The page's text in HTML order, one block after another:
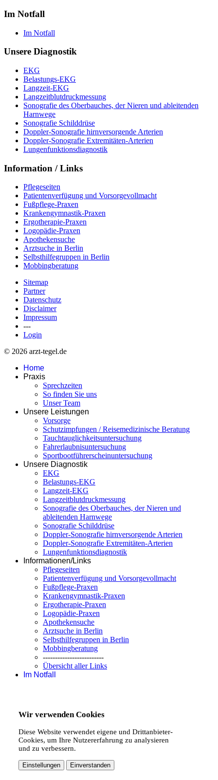
Im Notfall
Im Notfall
Unsere Diagnostik
EKG
Belastungs-EKG
Langzeit-EKG
Langzeitblutdruckmessung
Sonografie des Oberbauches, der Nieren und ableitenden
Harnwege
Sonografie Schilddrüse
Doppler-Sonografie hirnversorgende Arterien
Doppler-Sonografie Extremitäten-Arterien
Lungenfunktionsdiagnostik
Information / Links
Pflegeseiten
Patientenverfügung und Vorsorgevollmacht
Fußpflege-Praxen
Krankengymnastik-Praxen
Ergotherapie-Praxen
Logopädie-Praxen
Apothekensuche
Arztsuche in Berlin
Selbsthilfegruppen in Berlin
Mobbingberatung
Sitemap
Partner
Datenschutz
Disclaimer
Impressum
---
Login
© 2026 arzt-tegel.de
Home
Praxis
Sprechzeiten
So finden Sie uns
Unser Team
Unsere Leistungen
Vorsorge
Schutzimpfungen / Reisemedizinische Beratung
Tauchtauglichkeitsuntersuchung
Fahrerlaubnisuntersuchung
Sportbootführerscheinuntersuchung
Unsere Diagnostik
EKG
Belastungs-EKG
Langzeit-EKG
Langzeitblutdruckmessung
Sonografie des Oberbauches, der Nieren und
ableitenden Harnwege
Sonografie Schilddrüse
Doppler-Sonografie hirnversorgende Arterien
Doppler-Sonografie Extremitäten-Arterien
Lungenfunktionsdiagnostik
Informationen/Links
Pflegeseiten
Patientenverfügung und Vorsorgevollmacht
Fußpflege-Praxen
Krankengymnastik-Praxen
Ergotherapie-Praxen
Logopädie-Praxen
Apothekensuche
Arztsuche in Berlin
Selbsthilfegruppen in Berlin
Mobbingberatung
-------------------------
Übersicht aller Links
Im Notfall
Wir verwenden Cookies
Diese Website verwendet eigene und Drittanbieter-
Cookies, um Ihre Nutzererfahrung zu analysieren
und zu verbessern.
Einstellungen Einverstanden